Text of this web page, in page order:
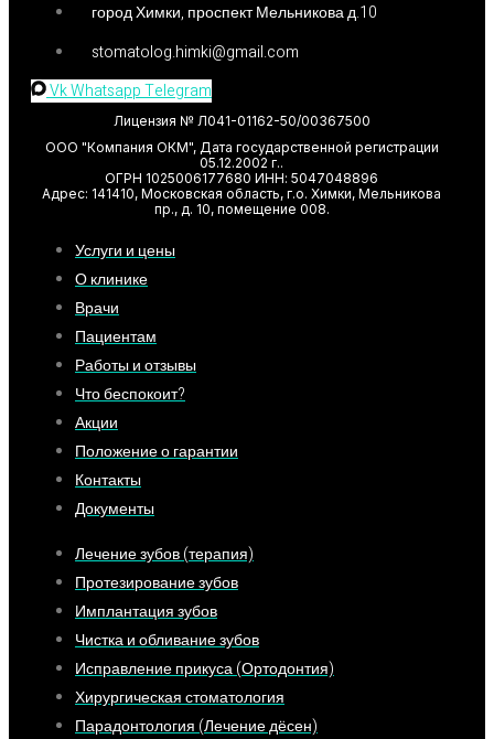
город Химки, проспект Мельникова д.10
stomatolog.himki@gmail.com
VkWhatsappTelegram
Лицензия № Л041-01162-50/00367500
ООО "Компания ОКМ", Дата государственной регистрации
05.12.2002 г..
ОГРН 1025006177680 ИНН: 5047048896
Адрес: 141410, Московская область, г.о. Химки, Мельникова
пр., д. 10, помещение 008.
Услуги и цены
О клинике
Врачи
Пациентам
Работы и отзывы
Что беспокоит?
Акции
Положение о гарантии
Контакты
Документы
Лечение зубов (терапия)
Протезирование зубов
Имплантация зубов
Чистка и обливание зубов
Исправление прикуса (Ортодонтия)
Хирургическая стоматология
Парадонтология (Лечение дёсен)